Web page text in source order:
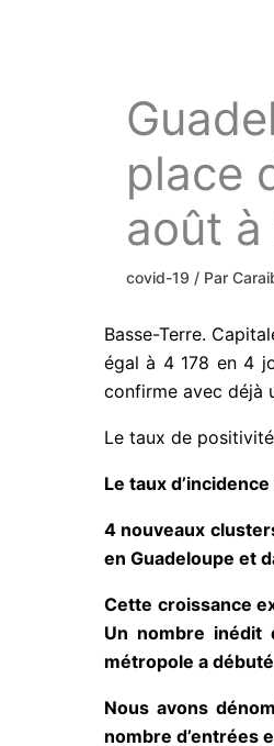
place
août
covid-19 / Par
Basse-Terre.
égal à 4 178 en 4
confirme avec déjà
Le taux de
Le taux
4 nouveaux
en Guadeloupe et
Cette croissance
Un nombre inédit
métropole a
Nous avons
nombre d’entrées